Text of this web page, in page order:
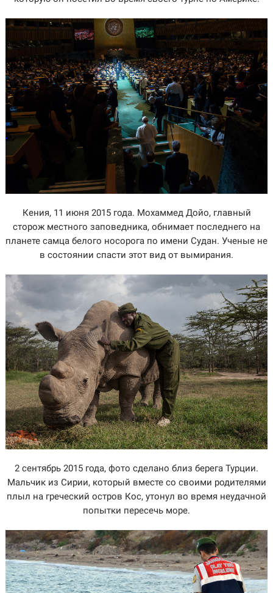
Кения, 11 июня 2015 года. Мохаммед Дойо, главный
сторож местного заповедника, обнимает последнего на
планете самца белого носорога по имени Судан. Ученые не
в состоянии спасти этот вид от вымирания.
2 сентябрь 2015 года, фото сделано близ берега Турции.
Мальчик из Сирии, который вместе со своими родителями
плыл на греческий остров Кос, утонул во время неудачной
попытки пересечь море.